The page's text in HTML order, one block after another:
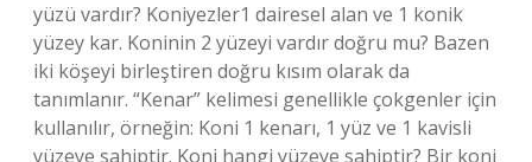
yüzü vardır? Koniyezler1 dairesel alan ve 1 konik
yüzey kar. Koninin 2 yüzeyi vardır doğru mu? Bazen
iki köşeyi birleştiren doğru kısım olarak da
tanımlanır. “Kenar” kelimesi genellikle çokgenler için
kullanılır, örneğin: Koni 1 kenarı, 1 yüz ve 1 kavisli
yüzeye sahiptir. Koni hangi yüzeye sahiptir? Bir koni